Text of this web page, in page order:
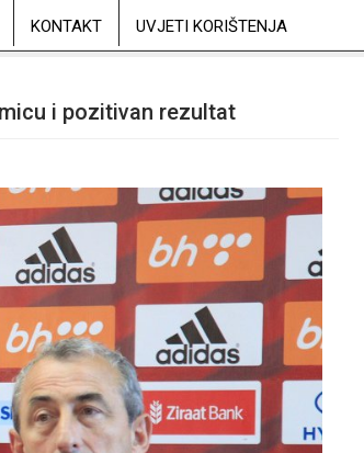
KONTAKT UVJETI KORIŠTENJA
i pozitivan rezultat